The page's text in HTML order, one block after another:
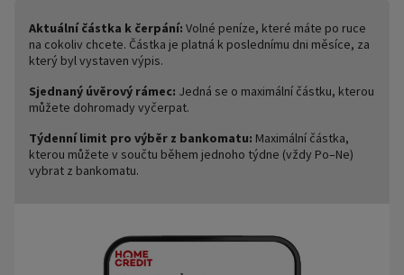
Aktuální částka k čerpání: Volné peníze, které máte po ruce
na cokoliv chcete. Částka je platná k poslednímu dni měsíce, za
který byl vystaven výpis.
Sjednaný úvěrový rámec: Jedná se o maximální částku, kterou
můžete dohromady vyčerpat.
Týdenní limit pro výběr z bankomatu: Maximální částka,
kterou můžete v součtu během jednoho týdne (vždy Po–Ne)
vybrat z bankomatu.